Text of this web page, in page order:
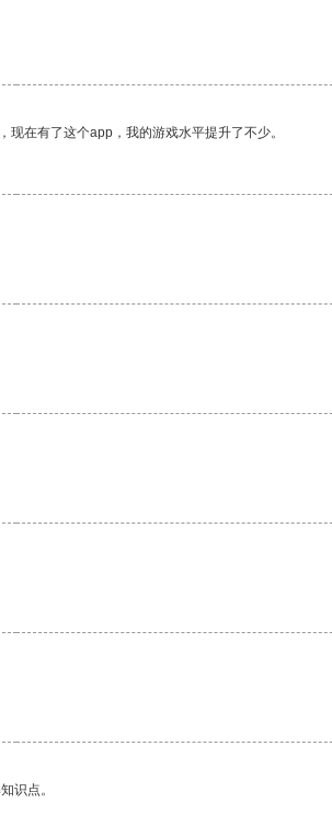
在有了这个app，我的游戏水平提升了不少。
识点。